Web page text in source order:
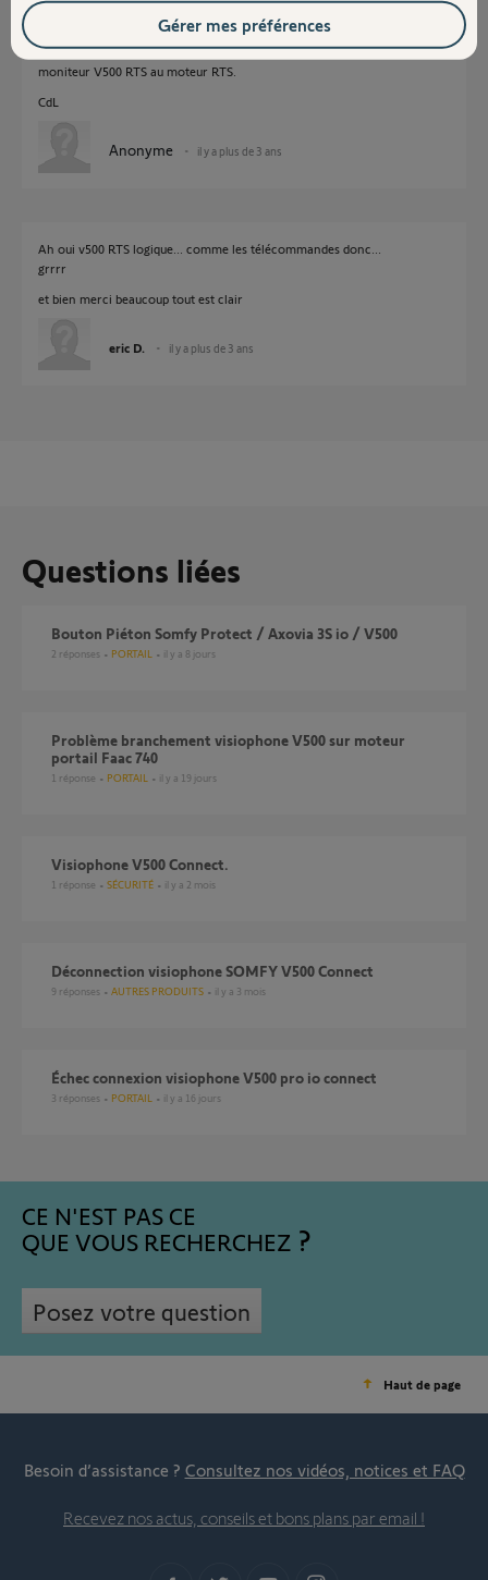
Logique puisque la commande se fait via contact sec sur BUS ou Start.
Vous pourrez obtenir le mode piéton uniquement an affectant le
moniteur V500 RTS au moteur RTS.
CdL
Anonyme il y a plus de 3 ans
Ah oui v500 RTS logique... comme les télécommandes donc...
grrrr
et bien merci beaucoup tout est clair
eric D. il y a plus de 3 ans
Questions liées
Bouton Piéton Somfy Protect / Axovia 3S io / V500
2 réponses PORTAIL il y a 8 jours
Problème branchement visiophone V500 sur moteur
portail Faac 740
1 réponse PORTAIL il y a 19 jours
Visiophone V500 Connect.
1 réponse SÉCURITÉ il y a 2 mois
Déconnection visiophone SOMFY V500 Connect
9 réponses AUTRES PRODUITS il y a 3 mois
Échec connexion visiophone V500 pro io connect
3 réponses PORTAIL il y a 16 jours
CE N'EST PAS CE
QUE VOUS RECHERCHEZ
Posez votre question
Haut de page
Besoin d’assistance ? Consultez nos vidéos, notices et FAQ
Recevez nos actus, conseils et bons plans par email !
Gérer mes préférences